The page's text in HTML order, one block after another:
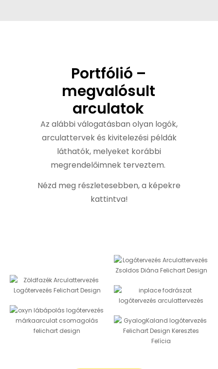
Portfólió –
megvalósult
arculatok
Az alábbi válogatásban olyan logók,
arculattervek és kivitelezési példák
láthatók, melyeket korábbi
megrendelőimnek terveztem.
Nézd meg részletesebben, a képekre
kattintva!